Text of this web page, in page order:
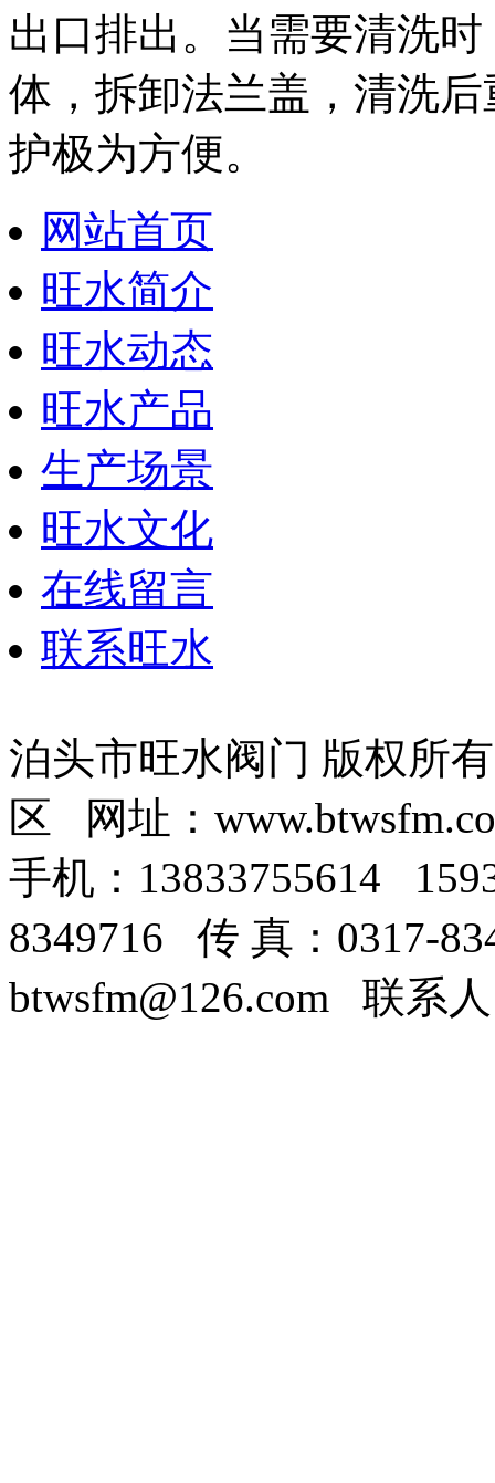
出口排出。当需要清洗
体，拆卸法兰盖，清洗
护极为方便。
网站首页
旺水简介
旺水动态
旺水产品
生产场景
旺水文化
在线留言
联系旺水
泊头市旺水阀门 版权所
区 网址：
手机：13833755614
8349716 传 真：0317-
btwsfm@126.com 联系